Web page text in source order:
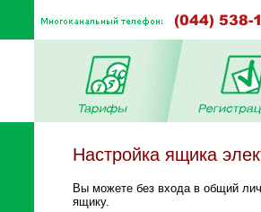
Настройка ящика
Вы можете без входа в общий
ящику.